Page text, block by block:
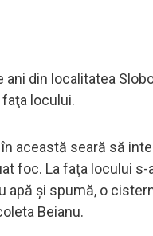
ani din localitatea
locului.
această seară să
foc. La faţa locului
şi spumă, o
Beianu.